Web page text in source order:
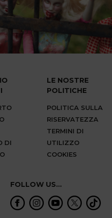
DI
LE NOSTRE
POLITICHE
POLITICA SULLA
RISERVATEZZA
TERMINI DI
UTILIZZO
COOKIES
FOLLOW US...